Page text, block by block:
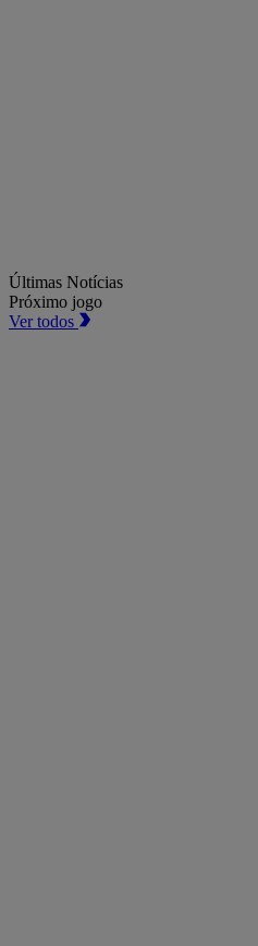
Últimas Notícias
Próximo jogo
Ver todos